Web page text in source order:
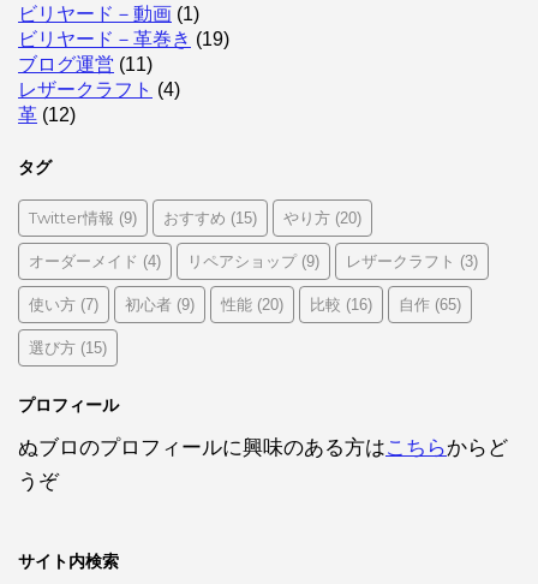
ビリヤード－動画 (1)
ビリヤード－革巻き (19)
ブログ運営 (11)
レザークラフト (4)
革 (12)
タグ
Twitter情報 (9) おすすめ (15) やり方 (20)
オーダーメイド (4) リペアショップ(9) レザークラフト (3)
使い方 (7) 初心者 (9) 性能 (20) 比較 (16) 自作 (65)
選び方 (15)
プロフィール
ぬブロのプロフィールに興味のある方はこちらからど
うぞ
サイト内検索